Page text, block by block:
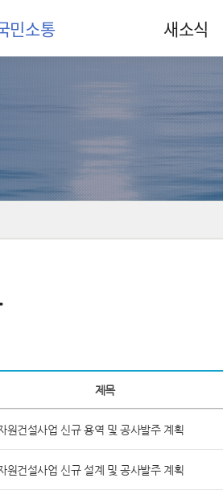
민소통 새소식
제목
원건설사업 신규 용역 및 공사발주 계획
원건설사업 신규 설계 및 공사발주 계획